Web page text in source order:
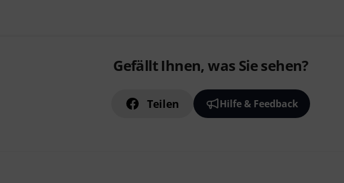
Gefällt Ihnen, was Sie sehen?
Teilen Hilfe & Feedback